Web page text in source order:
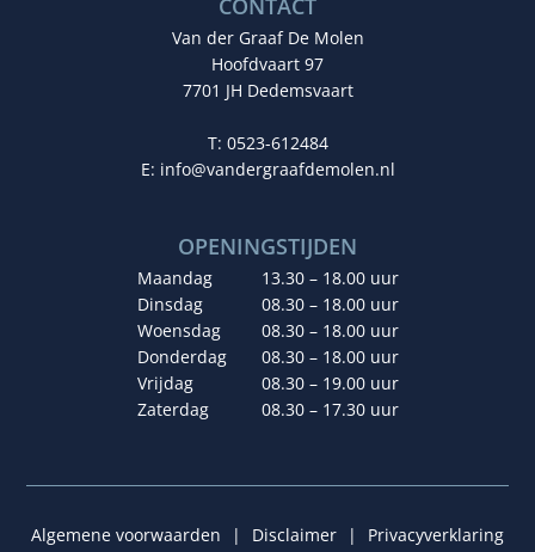
CONTACT
Van der Graaf De Molen
Hoofdvaart 97
7701 JH Dedemsvaart
T: 0523-612484
E: info@vandergraafdemolen.nl
OPENINGSTIJDEN
Maandag
13.30 – 18.00 uur
Dinsdag
08.30 – 18.00 uur
Woensdag
08.30 – 18.00 uur
Donderdag
08.30 – 18.00 uur
Vrijdag
08.30 – 19.00 uur
Zaterdag
08.30 – 17.30 uur
Algemene voorwaarden | Disclaimer |
Privacyverklaring